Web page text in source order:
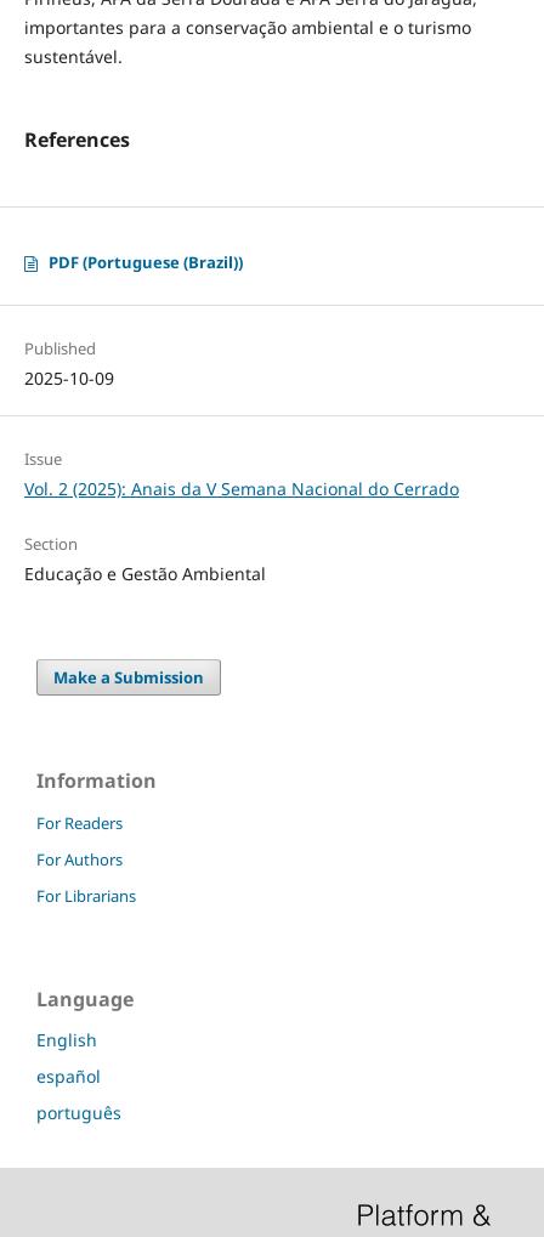
importantes para a conservação ambiental e o turismo
sustentável.
References
PDF (Portuguese (Brazil))
Published
2025-10-09
Issue
Vol. 2 (2025): Anais da V Semana Nacional do Cerrado
Section
Educação e Gestão Ambiental
Make a Submission
Information
For Readers
For Authors
For Librarians
Language
English
español
português